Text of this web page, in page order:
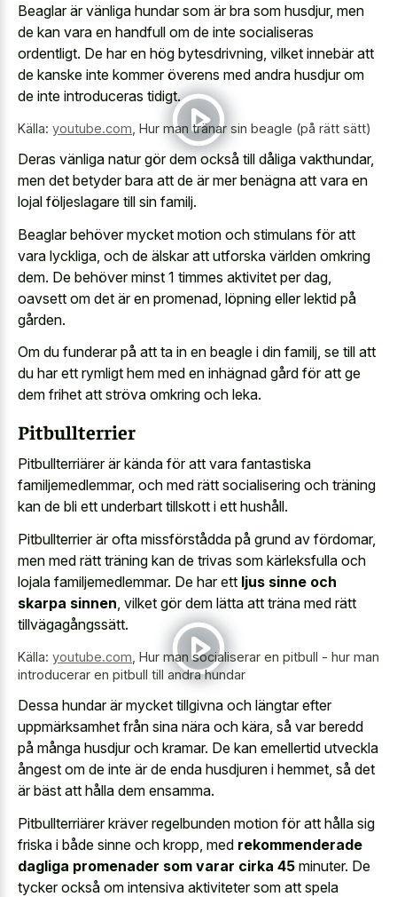
Beaglar är vänliga hundar som är bra som husdjur, men
de kan vara en handfull om de inte socialiseras
ordentligt. De har en hög bytesdrivning, vilket innebär att
de kanske inte kommer överens med andra husdjur om
de inte introduceras tidigt.
Källa: youtube.com Hur man tränar sin beagle (på rätt sätt)
Deras vänliga natur gör dem också till dåliga vakthundar,
men det betyder bara att de är mer benägna att vara en
lojal följeslagare till sin familj.
Beaglar behöver mycket motion och stimulans för att
vara lyckliga, och de älskar att utforska världen omkring
dem. De behöver minst 1 timmes aktivitet per dag,
oavsett om det är en promenad, löpning eller lektid på
gården.
Om du funderar på att ta in en beagle i din familj, se till att
du har ett rymligt hem med en inhägnad gård för att ge
dem frihet att ströva omkring och leka.
Pitbullterrier
Pitbullterriärer är kända för att vara fantastiska
familjemedlemmar, och med rätt socialisering och träning
kan de bli ett underbart tillskott i ett hushåll.
Pitbullterrier är ofta missförstådda på grund av fördomar,
men med rätt träning kan de trivas som kärleksfulla och
lojala familjemedlemmar. De har ett ljus sinne och
skarpa sinnen , vilket gör dem lätta att träna med rätt
tillvägagångssätt.
Källa: youtube.com Hur man socialiserar en pitbull - hur man
introducerar en pitbull till andra hundar
Dessa hundar är mycket tillgivna och längtar efter
uppmärksamhet från sina nära och kära, så var beredd
på många husdjur och kramar. De kan emellertid utveckla
ångest om de inte är de enda husdjuren i hemmet, så det
är bäst att hålla dem ensamma.
Pitbullterriärer kräver regelbunden motion för att hålla sig
friska i både sinne och kropp, med rekommenderade
dagliga promenader som varar cirka 45 minuter. De
tycker också om intensiva aktiviteter som att spela